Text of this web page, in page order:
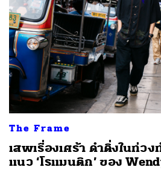
The Frame
เสพเรื่องเศร้า ดำดิ่งในท่ว
แนว ‘โรแมนติก’ ของ
ค้นหา
SHARE TWEET